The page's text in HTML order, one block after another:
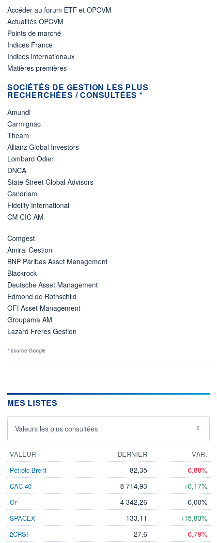
Accéder au forum ETF et OPCVM
Actualités OPCVM
Points de marché
Indices France
Indices internationaux
Matières premières
SOCIÉTÉS DE GESTION LES PLUS
RECHERCHÉES / CONSULTÉES *
Amundi
Carmignac
Theam
Allianz Global Investors
Lombard Odier
DNCA
State Street Global Advisors
Candriam
Fidelity International
CM CIC AM
Comgest
Amiral Gestion
BNP Paribas Asset Management
Blackrock
Deutsche Asset Management
Edmond de Rothschild
OFI Asset Management
Groupama AM
Lazard Frères Gestion
* source Google
MES LISTES
Valeurs les plus consultées
VALEUR DERNIER
VAR.
Pétrole Brent
82,35 -0,88%
CAC 40 8 714,93 +0,17%
Or 4 342,26 0,00%
SPACEX 133,11 +15,83%
2CRSI 27,6 -0,79%